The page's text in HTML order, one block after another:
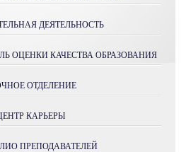
ДЕЯТЕЛЬНОСТЬ
ОЦЕНКИ КАЧЕСТВА ОБРАЗОВАНИЯ
ОТДЕЛЕНИЕ
КАРЬЕРЫ
ПРЕПОДАВАТЕЛЕЙ